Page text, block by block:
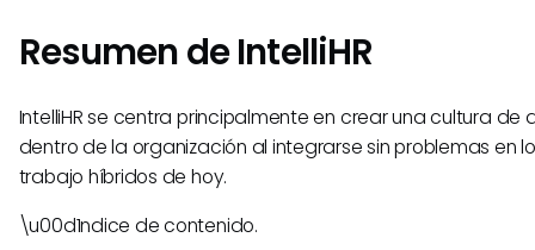
Resumen de IntelliHR
IntelliHR se centra principalmente en crear una cultura de
dentro de la organización al integrarse sin problemas en
trabajo híbridos de hoy.
\u00d1ndice de contenido.